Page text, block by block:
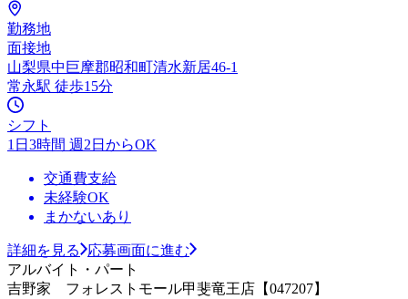
勤務地
面接地
山梨県中巨摩郡昭和町清水新居46-1
常永駅 徒歩15分
シフト
1日3時間 週2日からOK
交通費支給
未経験OK
まかないあり
詳細を見る
応募画面に進む
アルバイト・パート
吉野家 フォレストモール甲斐竜王店【047207】